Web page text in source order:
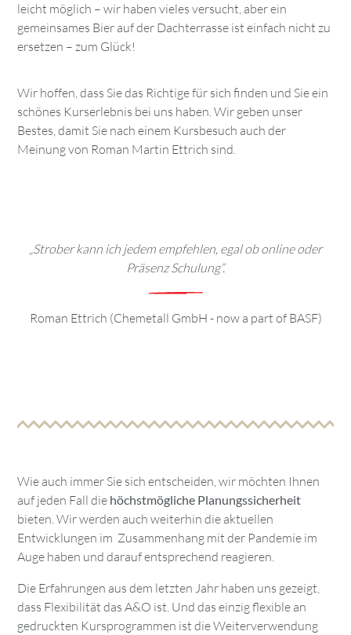
leicht möglich – wir haben vieles versucht, aber ein
gemeinsames Bier auf der Dachterrasse ist einfach nicht zu
ersetzen – zum Glück!
Wir hoffen, dass Sie das Richtige für sich finden und Sie ein
schönes Kurserlebnis bei uns haben. Wir geben unser
Bestes, damit Sie nach einem Kursbesuch auch der
Meinung von Roman Martin Ettrich sind.
„Strober kann ich jedem empfehlen, egal ob online oder
Präsenz Schulung“.
Roman Ettrich (Chemetall GmbH - now a part of BASF)
Wie auch immer Sie sich entscheiden, wir möchten Ihnen
auf jeden Fall die höchstmögliche Planungssicherheit
bieten. Wir werden auch weiterhin die aktuellen
Entwicklungen im Zusammenhang mit der Pandemie im
Auge haben und darauf entsprechend reagieren.
Die Erfahrungen aus dem letzten Jahr haben uns gezeigt,
dass Flexibilität das A&O ist. Und das einzig flexible an
gedruckten Kursprogrammen ist die Weiterverwendung